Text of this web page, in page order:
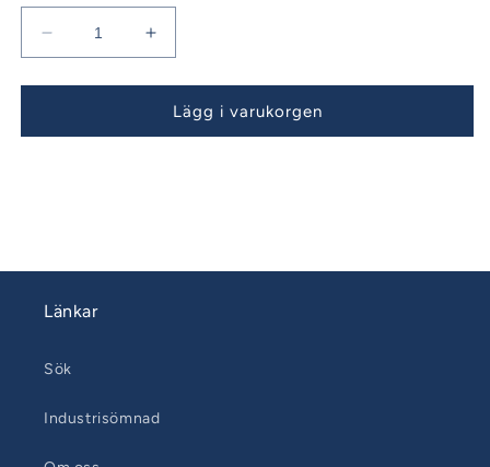
Minska
kvantitet
för
46
Öka
kvantitet
för
Bavaria
46
Lägg i varukorgen
Länkar
Sök
Industrisömnad